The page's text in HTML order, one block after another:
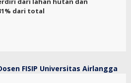
dari total